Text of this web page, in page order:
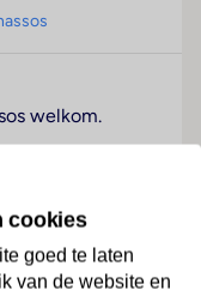
welkom.
is graag bij
bevat een
De
boeken van
cookies
goed te laten
van de website en